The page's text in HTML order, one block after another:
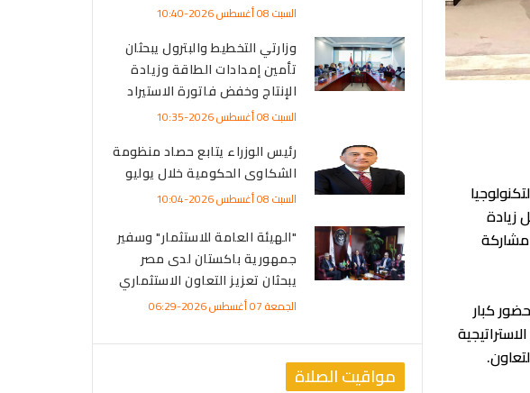
زيادة
مشاركة
كبار
السبت 08 أغسطس 2026-10:40
وزارتي التخطيط والبترول يبحثان
تأمين إمدادات الطاقة وزيادة
الإنتاج وخفض فاتورة الاستيراد
السبت 08 أغسطس 2026-10:35
رئيس الوزراء يتابع حصاد منظومة
الشكاوى الحكومية خلال يوليو
السبت 08 أغسطس 2026-10:04
"الهيئة العامة للاستثمار" وسفير
جمهورية باكستان لدى مصر
يبحثان تعزيز التعاون الاستثماري
الجمعة 07 أغسطس 2026-06:29
مواقيت الصلاة